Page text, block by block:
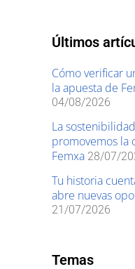
Últimos
Cómo verificar
la apuesta de
04/08/2026
La
promovemos la
Femxa 28/07/
Tu historia
abre nuevas
21/07/2026
Temas